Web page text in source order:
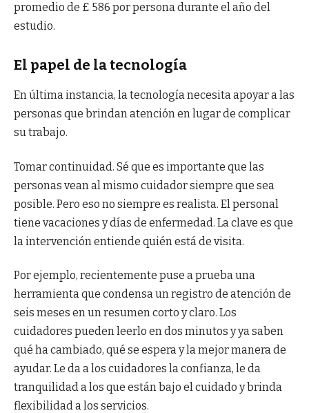
promedio de £ 586 por persona durante el año del
estudio.
El papel de la tecnología
En última instancia, la tecnología necesita apoyar a las
personas que brindan atención en lugar de complicar
su trabajo.
Tomar continuidad. Sé que es importante que las
personas vean al mismo cuidador siempre que sea
posible. Pero eso no siempre es realista. El personal
tiene vacaciones y días de enfermedad. La clave es que
la intervención entiende quién está de visita.
Por ejemplo, recientemente puse a prueba una
herramienta que condensa un registro de atención de
seis meses en un resumen corto y claro. Los
cuidadores pueden leerlo en dos minutos y ya saben
qué ha cambiado, qué se espera y la mejor manera de
ayudar. Le da a los cuidadores la confianza, le da
tranquilidad a los que están bajo el cuidado y brinda
flexibilidad a los servicios.